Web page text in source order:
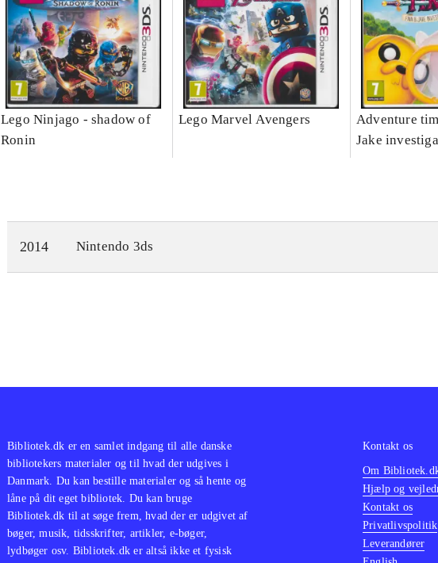
Lego Ninjago - shadow of
Ronin
Lego Marvel Avengers
Adventure
Jake
2014 Nintendo 3ds
Bibliotek.dk er en samlet indgang til alle danske
bibliotekers materialer og til hvad der udgives i
Danmark. Du kan bestille materialer og så hente og
låne på dit eget bibliotek. Du kan bruge
Bibliotek.dk til at søge frem, hvad der er udgivet af
bøger, musik, tidsskrifter, artikler, e-bøger,
lydbøger osv. Bibliotek.dk er altså ikke et fysisk
Kontakt os
Om
Hjælp og
Kontakt os
Privatlivspolitik
Leverandører